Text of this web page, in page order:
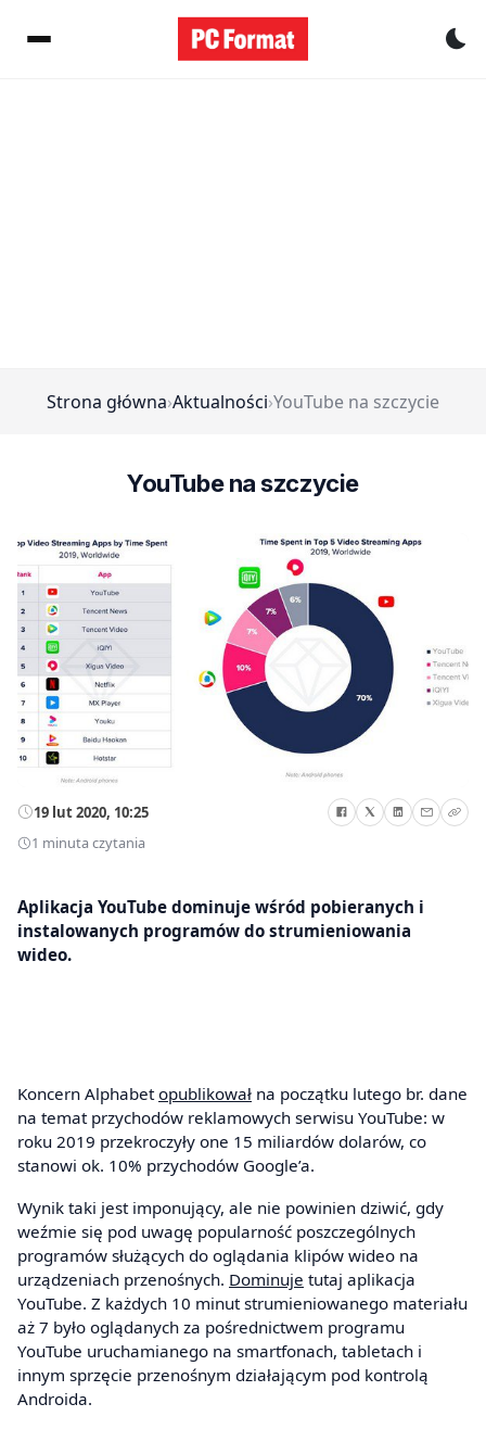
Strona główna›Aktualności›YouTube na szczycie
YouTube na szczycie
19 lut 2020, 10:25
1 minuta czytania
Aplikacja YouTube dominuje wśród pobieranych i
instalowanych programów do strumieniowania
wideo.
Koncern Alphabet opublikował na początku lutego br. dane
na temat przychodów reklamowych serwisu YouTube: w
roku 2019 przekroczyły one 15 miliardów dolarów, co
stanowi ok. 10% przychodów Google’a.
Wynik taki jest imponujący, ale nie powinien dziwić, gdy
weźmie się pod uwagę popularność poszczególnych
programów służących do oglądania klipów wideo na
urządzeniach przenośnych. Dominuje tutaj aplikacja
YouTube. Z każdych 10 minut strumieniowanego materiału
aż 7 było oglądanych za pośrednictwem programu
YouTube uruchamianego na smartfonach, tabletach i
innym sprzęcie przenośnym działającym pod kontrolą
Androida.